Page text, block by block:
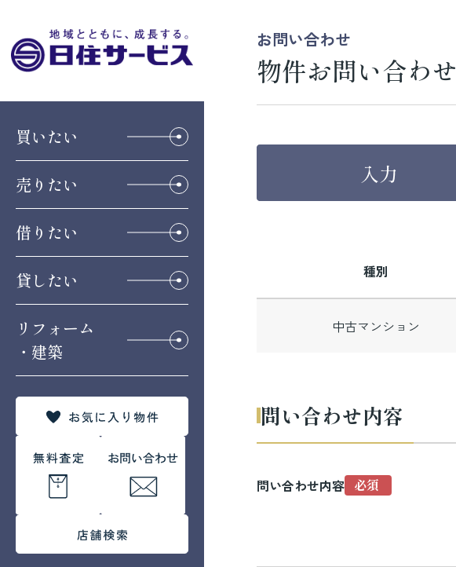
買いたい
売りたい
借りたい
貸したい
リフォーム
・建築
お問い合わせ
物件お問い合わせ
種別
中古マンション
問い合わせ内容
問い合わせ内容